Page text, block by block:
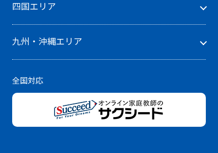
四国エリア
九州・沖縄エリア
全国対応